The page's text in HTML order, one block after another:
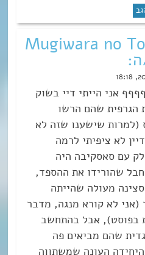
Mugiwara no
אני הייתי דיי בשוק
הגרפית שהם הרשו
(למרות שישענו שזה לא
לא ציפיתי לרמה
עם סאסקיבה היה
שהורידו את ההספד,
מעולה שהייתה
(אני לא קורא מנגה, מדבר
בפוסט), אבל בהתחשב
שהם מביאים פה
העונה שמשתווה